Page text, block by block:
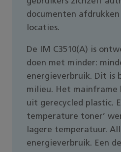
documenten
locaties.
De IM C3510(A) is
doen met minder:
energieverbruik. Dit is
milieu. Het mainframe
uit gerecycled plastic.
temperature toner’
lagere temperatuur.
energieverbruik. Een